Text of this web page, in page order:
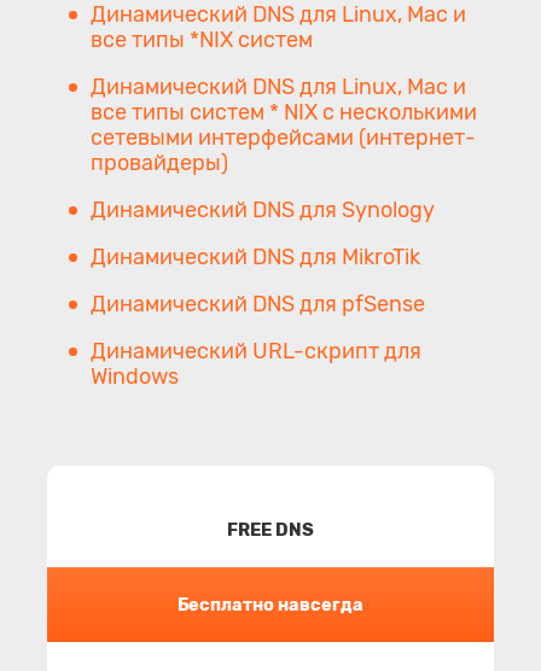
Динамический DNS для Linux, Mac и
все типы *NIX систем
Динамический DNS для Linux, Mac и
все типы систем * NIX с несколькими
сетевыми интерфейсами (интернет-
провайдеры)
Динамический DNS для Synology
Динамический DNS для MikroTik
Динамический DNS для pfSense
Динамический URL-скрипт для
Windows
FREE DNS
Бесплатно навсегда